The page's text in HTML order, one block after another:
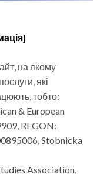
на якому
які
тобто:
& European
REGON:
Stobnicka
Association,